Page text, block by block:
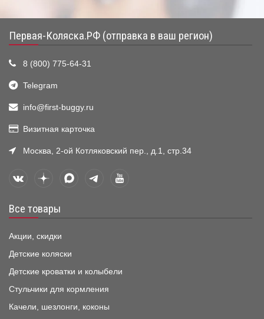
Первая-Коляска.РФ (отправка в ваш регион)
8 (800) 775-64-31
Telegram
info@first-buggy.ru
Визитная карточка
Москва, 2-ой Котляковский пер., д.1, стр.34
Все товары
Акции, скидки
Детские коляски
Детские кроватки и колыбели
Стульчики для кормления
Качели, шезлонги, коконы